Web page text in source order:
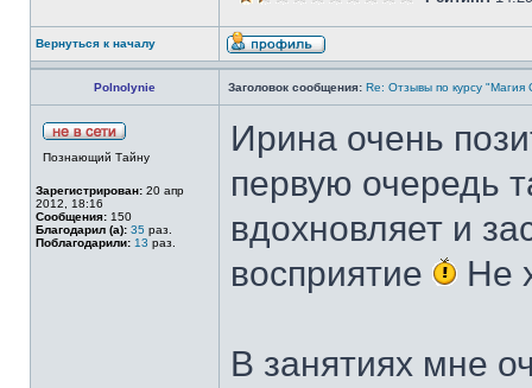
Вернуться к началу
Polnolynie Заголовок сообщения: Re: Отзывы по курсу "Магия
Познающий Тайну
Зарегистрирован: 20 апр
2012, 18:16
Сообщения: 150
Благодарил (а): 35 раз.
Поблагодарили: 13 раз.
Ирина очень
первую очередь
вдохновляет и
восприятие
Не
В занятиях мне